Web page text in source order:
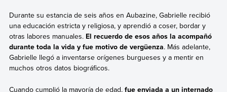
Durante su estancia de seis años en Aubazine, Gabrielle recibió
una educación estricta y religiosa, y aprendió a coser, bordar y
otras labores manuales. El recuerdo de esos años la acompañó
durante toda la vida y fue motivo de vergüenza. Más adelante,
Gabrielle llegó a inventarse orígenes burgueses y a mentir en
muchos otros datos biográficos.
Cuando cumplió la mayoría de edad, fue enviada a un internado